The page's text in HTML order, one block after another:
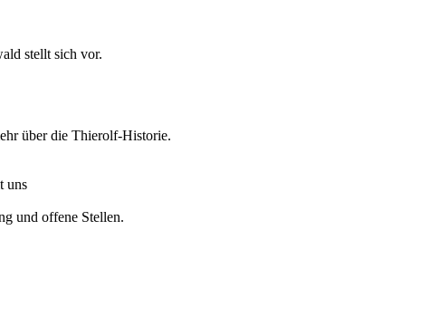
stellt sich vor.
über die Thierolf-Historie.
uns
und offene Stellen.